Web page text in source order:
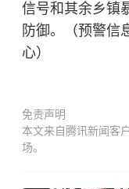
信号和其余乡镇
防御。（预警信
心）
免责声明
本文来自腾讯新闻客
场。